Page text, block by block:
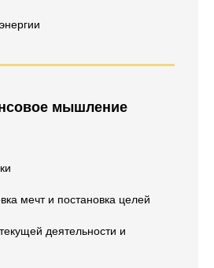
мышление
мечт и постановка целей
деятельности и